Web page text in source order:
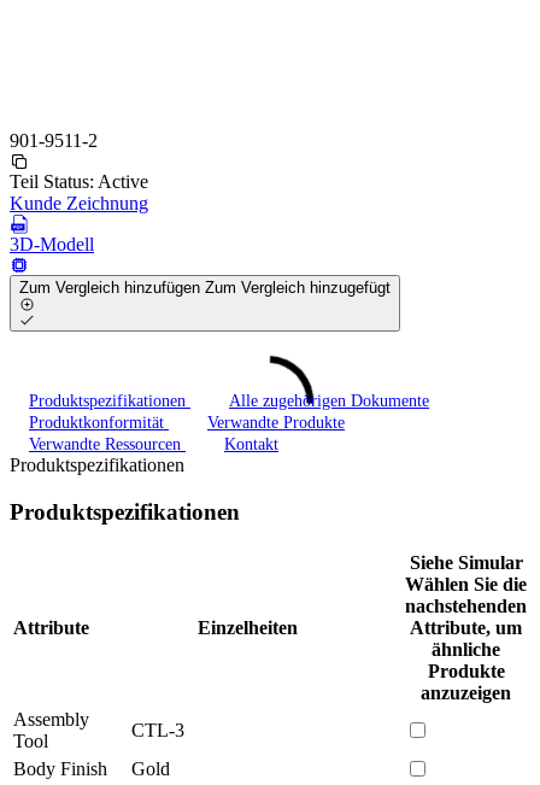
901-9511-2
Teil Status: Active
Kunde Zeichnung
3D-Modell
Zum Vergleich hinzufügen Zum Vergleich hinzugefügt
Produktspezifikationen
Alle zugehörigen Dokumente
Produktkonformität
Verwandte Produkte
Verwandte Ressourcen
Kontakt
Produktspezifikationen
Produktspezifikationen
Attribute Einzelheiten
Siehe Simular
Wählen Sie die
nachstehenden
Attribute, um
ähnliche
Produkte
anzuzeigen
Assembly
Tool
CTL-3
Body Finish
Gold